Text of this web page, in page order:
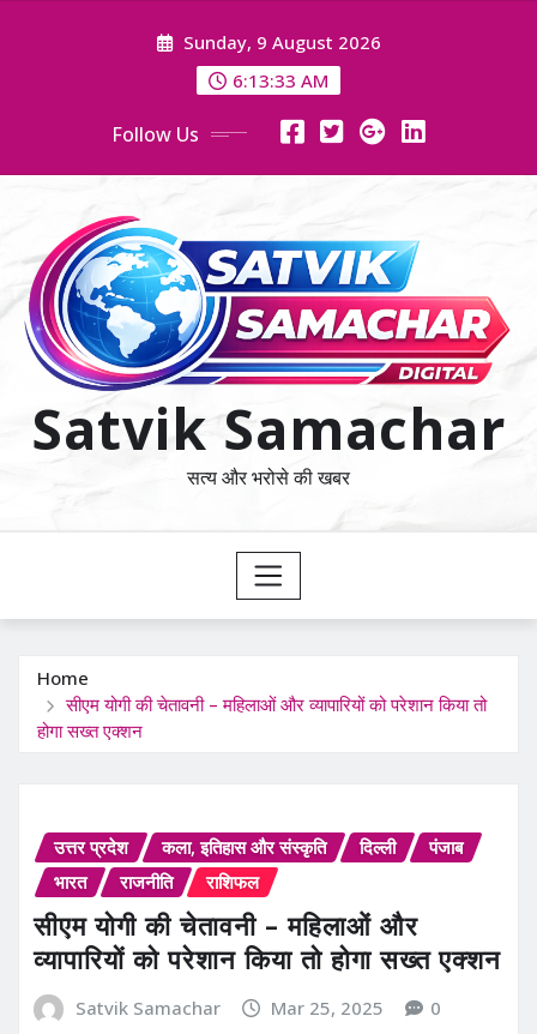
Sunday, 9 August 2026
6:13:34 AM
Follow Us
Satvik Samachar
सत्य और भरोसे की खबर
Home
सीएम योगी की चेतावनी – महिलाओं और व्यापारियों को परेशान किया तो
होगा सख्त एक्शन
उत्तर प्रदेश कला, इतिहास और संस्कृति दिल्ली
पंजाब
भारत
राजनीति राशिफल
सीएम योगी की चेतावनी – महिलाओं और
व्यापारियों को परेशान किया तो होगा सख्त एक्शन
Satvik Samachar Mar 25, 2025 0